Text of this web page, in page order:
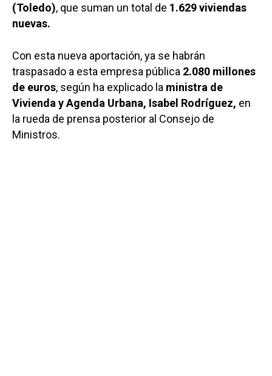
(Toledo), que suman un total de 1.629 viviendas
nuevas.
Con esta nueva aportación, ya se habrán
traspasado a esta empresa pública 2.080 millones
de euros, según ha explicado la ministra de
Vivienda y Agenda Urbana, Isabel Rodríguez, en
la rueda de prensa posterior al Consejo de
Ministros.